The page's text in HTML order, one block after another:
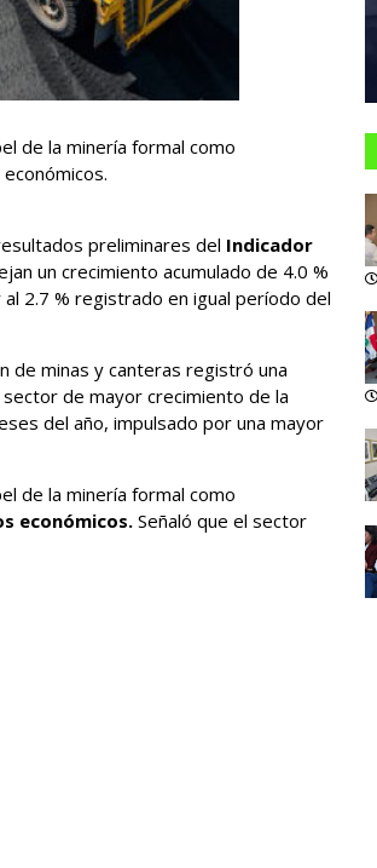
de la minería formal como
preliminares del Indicador
un crecimiento acumulado de 4.0 %
2.7 % registrado en igual período del
de minas y canteras registró una
de mayor crecimiento de la
del año, impulsado por una mayor
de la minería formal como
económicos.Señaló que el sector